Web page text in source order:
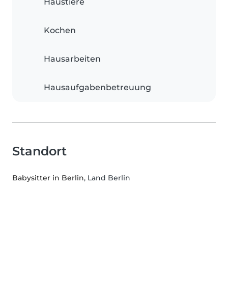
Haustiere
Kochen
Hausarbeiten
Hausaufgabenbetreuung
Standort
Babysitter in Berlin, Land Berlin